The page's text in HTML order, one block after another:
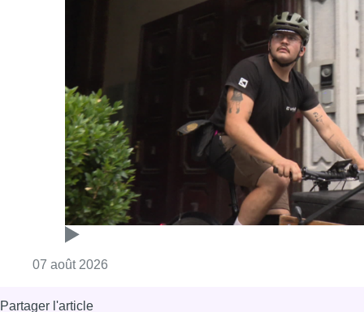
07 août 2026
Partager l'article